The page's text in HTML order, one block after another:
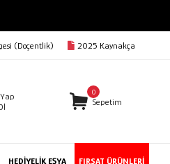
(Doçentlik) 2025 Kaynakça
0
Sepetim
HEDİYELİK EŞYA FIRSAT ÜRÜNLERİ